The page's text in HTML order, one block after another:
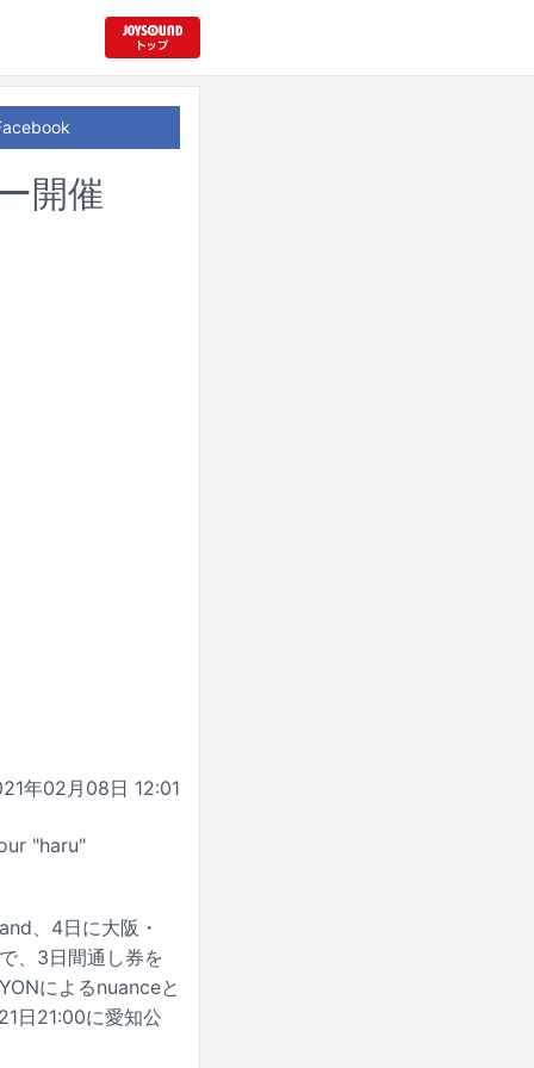
開催
年02月08日 12:01
"haru"
、4日に大阪・
、3日間通し券を
によるnuanceと
日21:00に愛知公